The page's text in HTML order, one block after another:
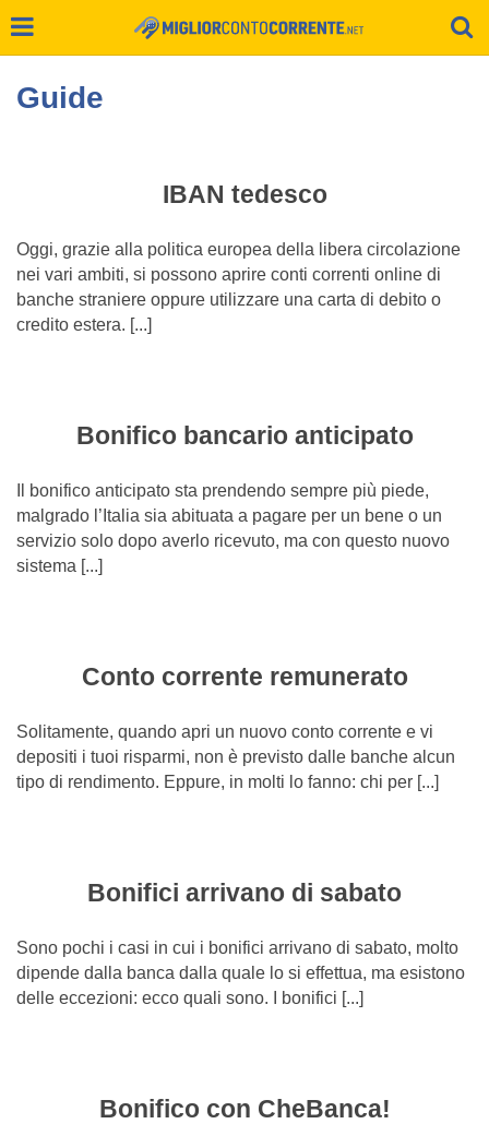
Guide
IBAN tedesco
Oggi, grazie alla politica europea della libera circolazione
nei vari ambiti, si possono aprire conti correnti online di
banche straniere oppure utilizzare una carta di debito o
credito estera. [...]
Bonifico bancario anticipato
Il bonifico anticipato sta prendendo sempre più piede,
malgrado l’Italia sia abituata a pagare per un bene o un
servizio solo dopo averlo ricevuto, ma con questo nuovo
sistema [...]
Conto corrente remunerato
Solitamente, quando apri un nuovo conto corrente e vi
depositi i tuoi risparmi, non è previsto dalle banche alcun
tipo di rendimento. Eppure, in molti lo fanno: chi per [...]
Bonifici arrivano di sabato
Sono pochi i casi in cui i bonifici arrivano di sabato, molto
dipende dalla banca dalla quale lo si effettua, ma esistono
delle eccezioni: ecco quali sono. I bonifici [...]
Bonifico con CheBanca!